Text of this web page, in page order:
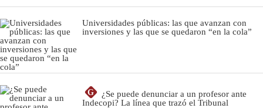
Universidades públicas: las que avanzan con
inversiones y las que se quedaron “en la cola”
G
¿Se puede denunciar a un profesor ante
Indecopi? La línea que trazó el Tribunal